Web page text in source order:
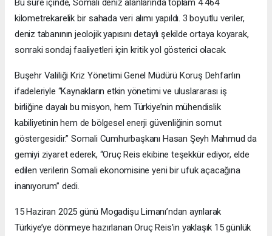
Bu süre içinde, Somali deniz alanlarında toplam 4 464
kilometrekarelik bir sahada veri alımı yapıldı. 3 boyutlu veriler,
deniz tabanının jeolojik yapısını detaylı şekilde ortaya koyarak,
sonraki sondaj faaliyetleri için kritik yol gösterici olacak.
Buşehr Valiliği Kriz Yönetimi Genel Müdürü Koruş Dehfan’ın
ifadeleriyle “Kaynakların etkin yönetimi ve uluslararası iş
birliğine dayalı bu misyon, hem Türkiye’nin mühendislik
kabiliyetinin hem de bölgesel enerji güvenliğinin somut
göstergesidir.” Somali Cumhurbaşkanı Hasan Şeyh Mahmud da
gemiyi ziyaret ederek, “Oruç Reis ekibine teşekkür ediyor, elde
edilen verilerin Somali ekonomisine yeni bir ufuk açacağına
inanıyorum” dedi.
15 Haziran 2025 günü Mogadişu Limanı’ndan ayrılarak
Türkiye’ye dönmeye hazırlanan Oruç Reis’in yaklaşık 15 günlük